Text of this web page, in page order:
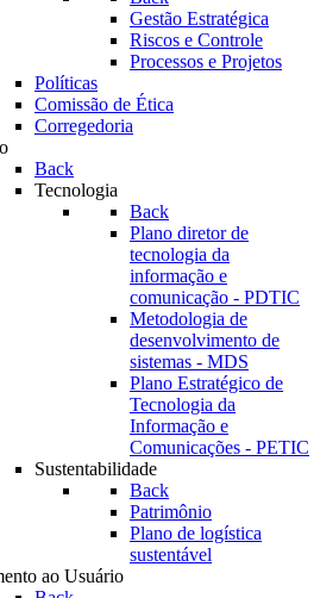
Gestão Estratégica
Riscos e Controle
Processos e Projetos
Políticas
Comissão de Ética
Corregedoria
Back
Tecnologia
Back
Plano diretor de
tecnologia da
informação e
comunicação - PDTIC
Metodologia de
desenvolvimento de
sistemas - MDS
Plano Estratégico de
Tecnologia da
Informação e
Comunicações - PETIC
Sustentabilidade
Back
Patrimônio
Plano de logística
sustentável
ao Usuário